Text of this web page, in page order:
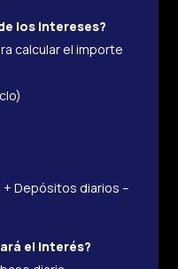
los intereses?
calcular el importe
+ Depósitos diarios –
el interés?